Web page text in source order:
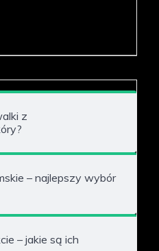
z
– najlepszy wybór
– jakie są ich